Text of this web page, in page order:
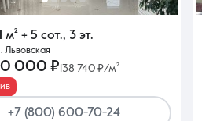
м² + 5 сот., 3 эт.
Львовская
000 ₽ 138 740 ₽/м²
+7 (800) 600-70-24